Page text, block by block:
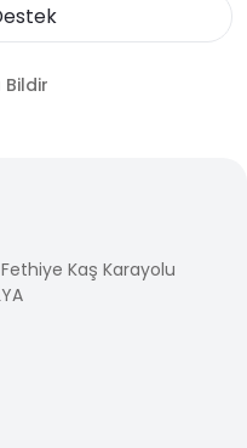
Bildir
Kaş Karayolu